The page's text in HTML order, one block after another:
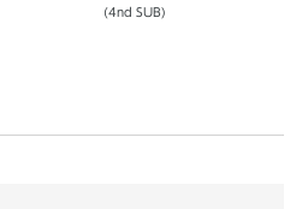
(4nd SUB)